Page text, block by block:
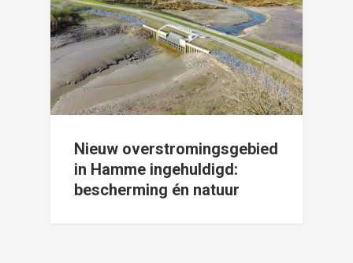
Nieuw overstromingsgebied
in Hamme ingehuldigd:
bescherming én natuur